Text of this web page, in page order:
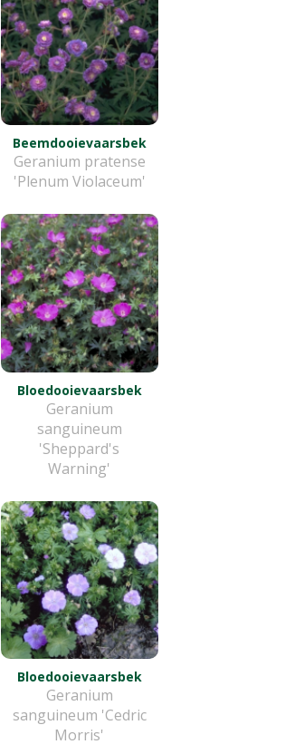
Beemdooievaarsbek
Geranium pratense
'Plenum Violaceum'
Bloedooievaarsbek
Geranium
sanguineum
'Sheppard's
Warning'
Bloedooievaarsbek
Geranium
sanguineum 'Cedric
Morris'